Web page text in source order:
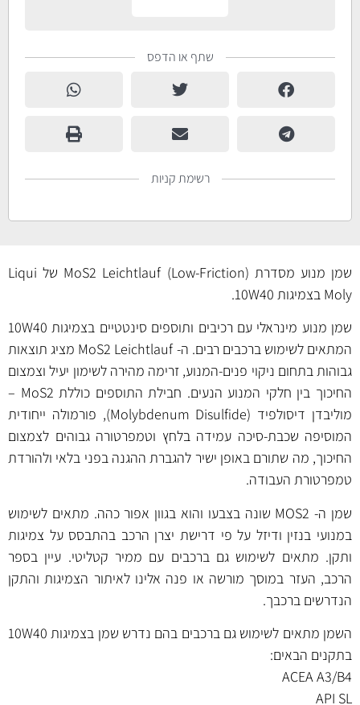
שתף או הדפס
רשימת קניות
שמן מנוע מסדרת MoS2 Leichtlauf (Low-Friction) של Liqui
Moly בצמיגות 10W40.
שמן מנוע מינראלי עם רכיבים ותוספים סינטטיים בצמיגות 10W40
המתאים לשימוש ברכבים רבים. ה- MoS2 Leichtlauf מציג תוצאות
גבוהות בתחום ניקוי פנים-המנוע, זרימה מהירה לשימון יעיל וצמצום
החיכוך בין חלקי המנוע הנעים. חבילת התוספים כוללת MoS2 –
מוליבדן דיסולפיד (Molybdenum Disulfide), פורמולה ייחודית
המוסיפה שכבת-סיכה עמידה בלחץ וטמפרטורה גבוהים לצמצום
החיכוך, מה שתורם באופן ישיר להגברת ההגנה בפני בלאי ולהורדת
טמפרטורת העבודה.
שמן ה- MOS2 שונה בצבעו והוא בגוון אפור כהה. מתאים לשימוש
במנועי בנזין ודיזל על פי דרישת יצרן הרכב בהתבסס על צמיגות
ותקן. מתאים לשימוש גם ברכבים עם ממיר קטליטי. עיין בספר
הרכב, העזר במוסך מורשה או פנה אלינו לאיתור הצמיגות והתקן
הנדרשים ברכבך.
השמן מתאים לשימוש גם ברכבים בהם נדרש שמן בצמיגות 10W40
בתקנים הבאים:
ACEA A3/B4
API SL